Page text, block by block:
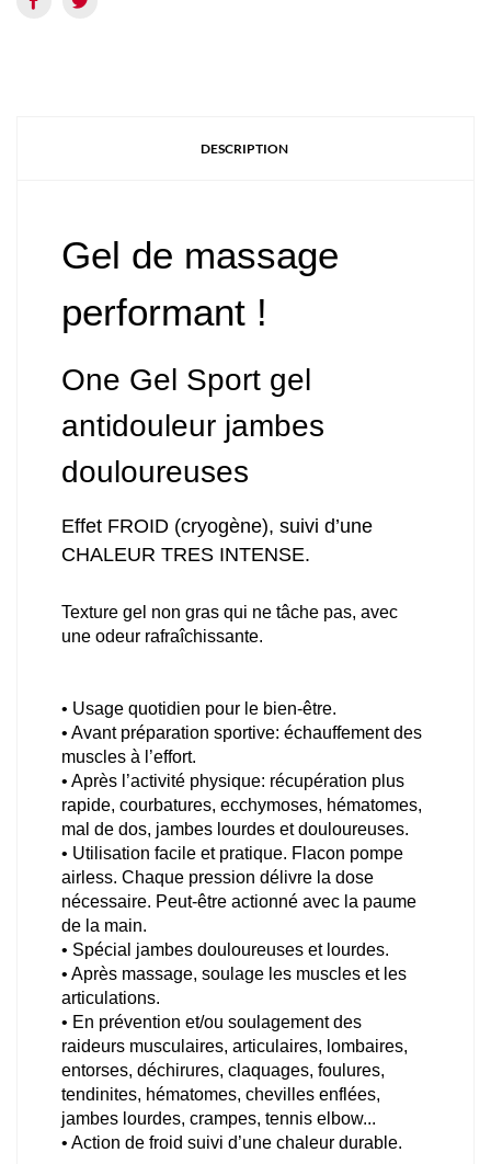
DESCRIPTION
Gel de massage
performant !
One Gel Sport gel
antidouleur jambes
douloureuses
Effet FROID (cryogène), suivi d’une
CHALEUR TRES INTENSE.
Texture gel non gras qui ne tâche pas, avec
une odeur rafraîchissante.
• Usage quotidien pour le bien-être.
• Avant préparation sportive: échauffement des
muscles à l’effort.
• Après l’activité physique: récupération plus
rapide, courbatures, ecchymoses, hématomes,
mal de dos, jambes lourdes et douloureuses.
• Utilisation facile et pratique. Flacon pompe
airless. Chaque pression délivre la dose
nécessaire. Peut-être actionné avec la paume
de la main.
• Spécial jambes douloureuses et lourdes.
• Après massage, soulage les muscles et les
articulations.
• En prévention et/ou soulagement des
raideurs musculaires, articulaires, lombaires,
entorses, déchirures, claquages, foulures,
tendinites, hématomes, chevilles enflées,
jambes lourdes, crampes, tennis elbow...
• Action de froid suivi d’une chaleur durable.